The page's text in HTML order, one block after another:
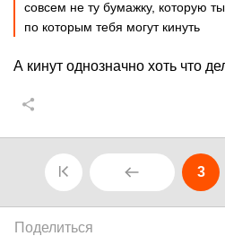
совсем не ту бумажку, которую
по которым тебя могут кинуть
А кинут однозначно хоть что
3
Поделиться